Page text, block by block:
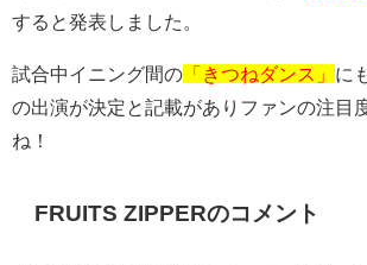
すると発表しました。
試合中イニング間の 「きつねダンス」 に
の出演が決定と記載がありファンの注目
ね！
FRUITS ZIPPERのコメント